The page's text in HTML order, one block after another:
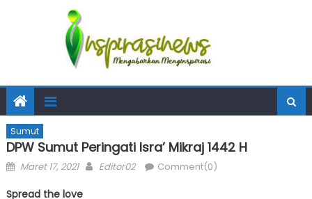
Sumut
DPW Sumut Peringati Isra’ Mikraj 1442 H
Posted
Maret 17, 2021 Author
Editor02 Comment(0)
Spread the love